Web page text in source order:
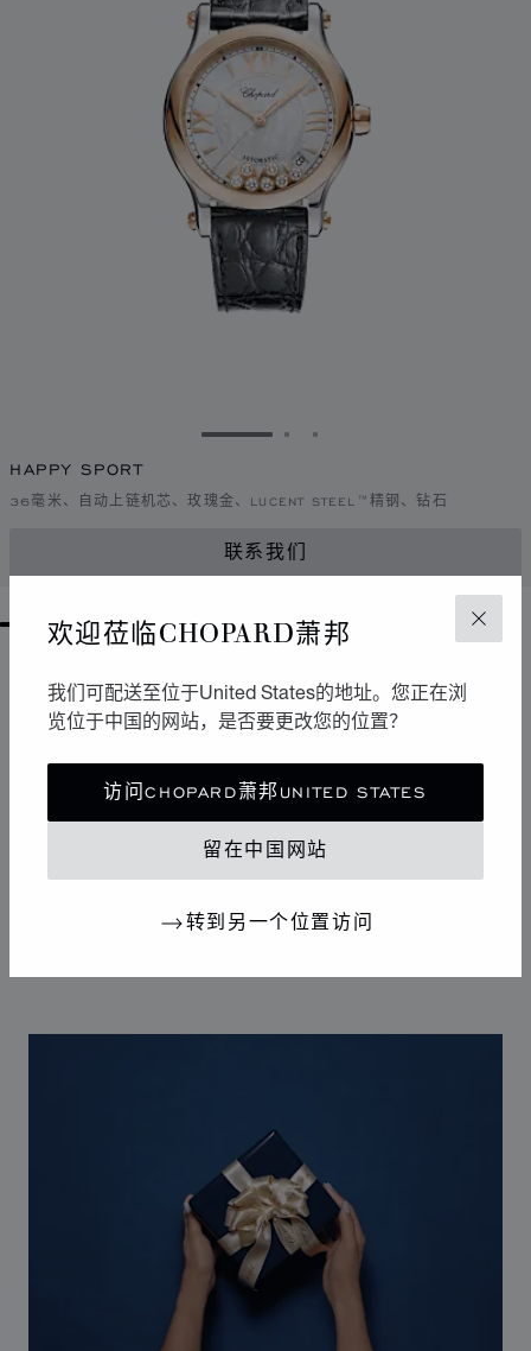
关闭
欢迎莅临CHOPARD萧邦
我们可配送至位于United States的地址。您正在浏
览位于中国的网站，是否要更改您的位置？
访问CHOPARD萧邦UNITED STATES
留在中国网站
转到另一个位置访问
转到幻灯片 1转到幻灯片 2
转到幻灯片 3
HAPPY SPORT
36毫米、自动上链机芯、玫瑰金、LUCENT STEEL™精钢、钻石
联系我们
GO TO SLIDE 1
GO TO SLIDE 2
GO TO SLIDE 3
设计
标志性设计
Happy Sport腕表拥有柔和曲线，堪称制表艺术中的柔美
风格杰作。其标志性的舞动钻石犹如华丽舞台，展现改变
20世纪女性生活的自由奔放潮流。Happy Sport钻石腕表
是首款将钻石的高贵气质与精钢的坚固特性相结合的腕
作。